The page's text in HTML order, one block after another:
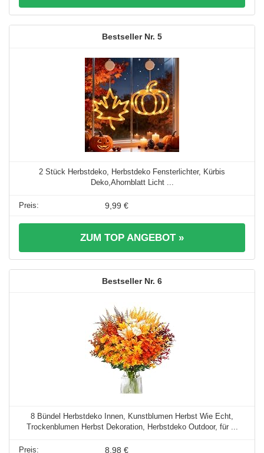
5
2 Stück Herbstdeko, Herbstdeko Fensterlichter, Kürbis
Deko,Ahornblatt Licht ...
9,99 €
ZUM TOP ANGEBOT »
6
8 Bündel Herbstdeko Innen, Kunstblumen Herbst Wie Echt,
Trockenblumen Herbst Dekoration, Herbstdeko Outdoor, für ...
8,98 €